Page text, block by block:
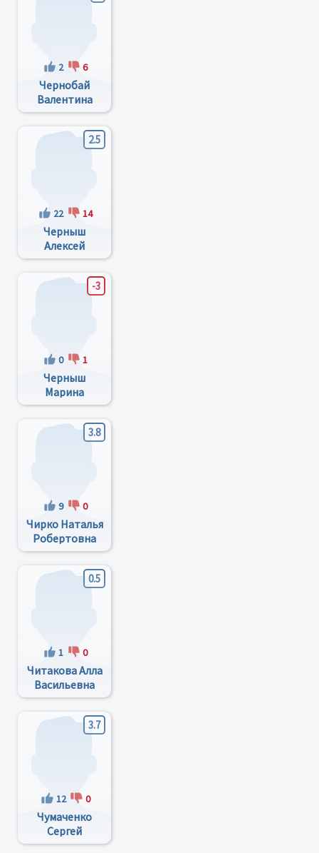
2 6
Чернобай
Валентина
Владимировна
2.5
22 14
Черныш
Алексей
Михайлович
-3
0 1
Черныш
Марина
Алексеевна
3.8
9 0
Чирко Наталья
Робертовна
0.5
1 0
Читакова Алла
Васильевна
3.7
12 0
Чумаченко
Сергей
Анатольевич